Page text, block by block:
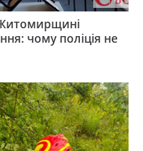
чому поліція не